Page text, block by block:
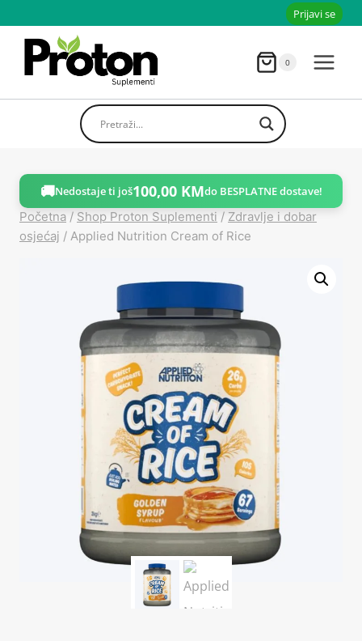
sadržaja
Prijavi se
0
🚚Nedostaje ti još100,00 KMdo BESPLATNE dostave!
Početna / Shop Proton Suplementi / Zdravlje i dobar
osjećaj / Applied Nutrition Cream of Rice